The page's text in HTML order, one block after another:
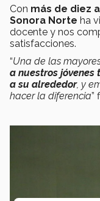
Con más de diez
Sonora Norte ha
docente y nos
satisfacciones.
“Una de las
a nuestros jóvenes
a su alrededor, y
hacer la diferencia”